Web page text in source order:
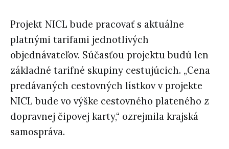
Projekt NICL bude pracovať s aktuálne
platnými tarifami jednotlivých
objednávateľov. Súčasťou projektu budú len
základné tarifné skupiny cestujúcich. „Cena
predávaných cestovných lístkov v projekte
NICL bude vo výške cestovného plateného z
dopravnej čipovej karty,“ ozrejmila krajská
samospráva.